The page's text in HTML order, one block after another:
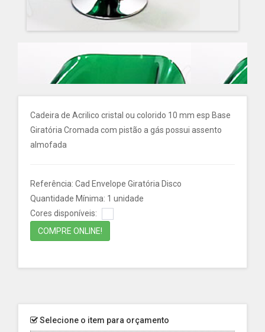
Cadeira de Acrilico cristal ou colorido 10 mm esp Base
Giratória Cromada com pistão a gás possui assento
almofada
Referência: Cad Envelope Giratória Disco
Quantidade Mínima: 1 unidade
Cores disponíveis:
COMPRE ONLINE!
Selecione o item para orçamento